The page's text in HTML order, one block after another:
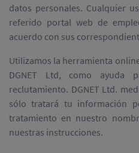
datos personales. Cualquier
referido portal web de
acuerdo con sus
Utilizamos la herramienta
DGNET Ltd, como ayuda
reclutamiento. DGNET Ltd.
sólo tratará tu información
tratamiento en nuestro
nuestras instrucciones.